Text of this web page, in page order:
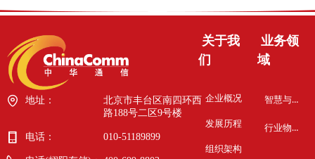
地址：
北京市丰台区南四环西
路188号二区9号楼
电话： 010-51189899
企业概况
发展历程
组织架构
关于我
们
智慧与安全
行业物联网
业务领
域